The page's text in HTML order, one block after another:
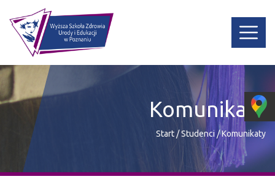
Komunikaty
Start/Studenci /Komunikaty